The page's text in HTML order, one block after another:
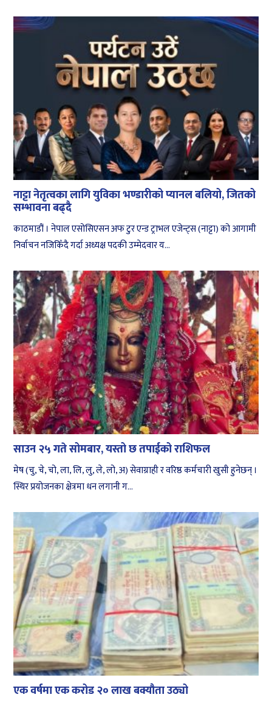
नाट्टा नेतृत्वका लागि युविका भण्डारीको प्यानल बलियो, जितको
सम्भावना बढ्दै
काठमाडौं । नेपाल एसोसिएसन अफ टुर एन्ड ट्राभल एजेन्ट्स (नाट्टा) को आगामी
निर्वाचन नजिकिँदै गर्दा अध्यक्ष पदकी उम्मेदवार य...
साउन २५ गते सोमबार, यस्तो छ तपाईको राशिफल
मेष (चु, चे, चो, ला, लि, लु, ले, लो, अ) सेवाग्राही र वरिष्ठ कर्मचारी खुसी हुनेछन् ।
स्थिर प्रयोजनका क्षेत्रमा धन लगानी ग...
एक वर्षमा एक करोड २० लाख बक्यौता उठ्यो